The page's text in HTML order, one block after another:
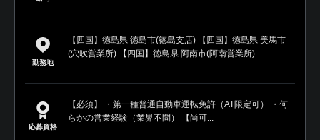
勤務地
【四国】徳島県 徳島市(徳島支店) 【四国】徳島県 美馬市
(穴吹営業所) 【四国】徳島県 阿南市(阿南営業所)
応募資格
【必須】 ・第一種普通自動車運転免許（AT限定可） ・何
らかの営業経験（業界不問） 【尚可...